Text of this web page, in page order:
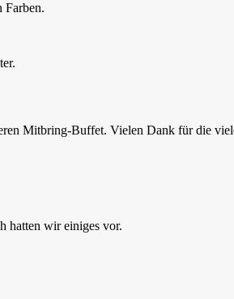
Farben.
Mitbring-Buffet. Vielen Dank für die
hatten wir einiges vor.